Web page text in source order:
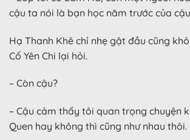
cậu ta nói là bạn học năm trước của
Hạ Thanh Khê chỉ nhẹ gật đầu cũng
Cố Yên Chi lại hỏi.
– Còn cậu?
– Cậu cảm thấy tôi quan trọng chuyện
Quen hay không thì cũng như nhau thôi.